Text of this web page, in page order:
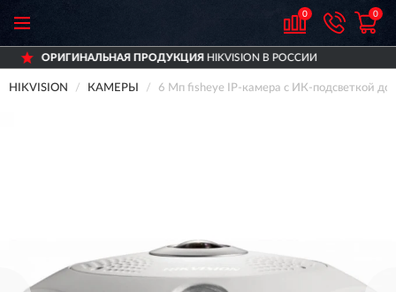
0 0
HIKVISION В РОССИИ
HIKVISION КАМЕРЫ 6 Мп fisheye IP-камера с ИК-подсветкой